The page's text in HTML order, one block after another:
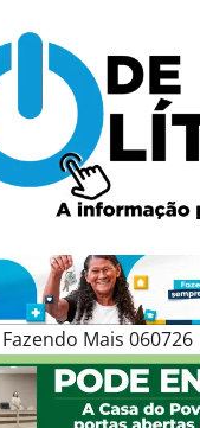
Fazendo Mais 060726